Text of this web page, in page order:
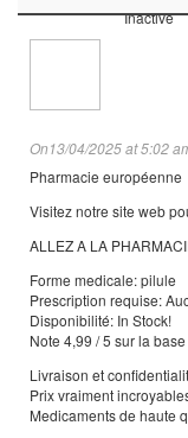
Inactive
On13/04/2025 at 5:02
Pharmacie européenne
Visitez notre site web
ALLEZ A LA
Forme medicale: pilule
Prescription requise:
Disponibilité: In Stock!
Note 4,99 / 5 sur la
Livraison et
Prix vraiment
Medicaments de haute